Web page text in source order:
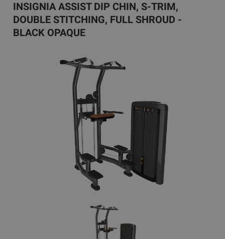
INSIGNIA ASSIST DIP CHIN, S-TRIM,
DOUBLE STITCHING, FULL SHROUD -
BLACK OPAQUE